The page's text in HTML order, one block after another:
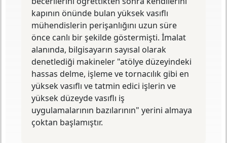
dünyanın hatırı sayılır bir kısmını, ister iyi
diyelim ister kötü, batı denetlemektedir.
İncelediğimiz sanayi sonrası toplum
kuramlarının bu durumun tamamen farkında
oldukları söylenebilir.
kapının önünde bulan yüksek vasıflı
mühendislerin perişanlığını uzun süre
önce canlı bir şekilde göstermişti. İmalat
alanında, bilgisayarın sayısal olarak
denetlediği makineler "atölye düzeyindeki
hassas delme, işleme ve tornacılık gibi en
yüksek vasıflı ve tatmin edici işlerin ve
yüksek düzeyde vasıflı iş
uygulamalarının bazılarının" yerini almaya
çoktan başlamıştır.